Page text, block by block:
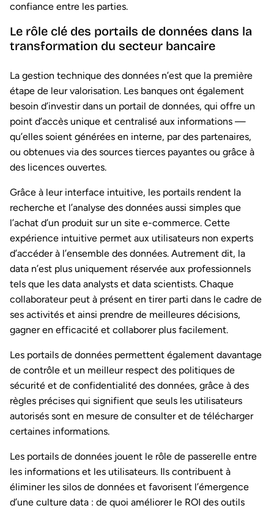
confiance entre les parties.
Le rôle clé des portails de données dans la
transformation du secteur bancaire
La gestion technique des données n’est que la première
étape de leur valorisation. Les banques ont également
besoin d’investir dans un portail de données, qui offre un
point d’accès unique et centralisé aux informations —
qu’elles soient générées en interne, par des partenaires,
ou obtenues via des sources tierces payantes ou grâce à
des licences ouvertes.
Grâce à leur interface intuitive, les portails rendent la
recherche et l’analyse des données aussi simples que
l’achat d’un produit sur un site e-commerce. Cette
expérience intuitive permet aux utilisateurs non experts
d’accéder à l’ensemble des données. Autrement dit, la
data n’est plus uniquement réservée aux professionnels
tels que les data analysts et data scientists. Chaque
collaborateur peut à présent en tirer parti dans le cadre de
ses activités et ainsi prendre de meilleures décisions,
gagner en efficacité et collaborer plus facilement.
Les portails de données permettent également davantage
de contrôle et un meilleur respect des politiques de
sécurité et de confidentialité des données, grâce à des
règles précises qui signifient que seuls les utilisateurs
autorisés sont en mesure de consulter et de télécharger
certaines informations.
Les portails de données jouent le rôle de passerelle entre
les informations et les utilisateurs. Ils contribuent à
éliminer les silos de données et favorisent l’émergence
d’une culture data : de quoi améliorer le ROI des outils